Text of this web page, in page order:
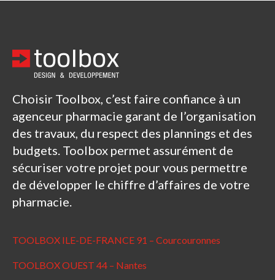
Choisir Toolbox, c’est faire confiance à un
agenceur pharmacie garant de l’organisation
des travaux, du respect des plannings et des
budgets. Toolbox permet assurément de
sécuriser votre projet pour vous permettre
de développer le chiffre d’affaires de votre
pharmacie.
TOOLBOX ILE-DE-FRANCE 91 – Courcouronnes
TOOLBOX OUEST 44 – Nantes